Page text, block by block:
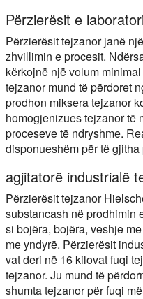
Përzierësit e
Përzierësit tejzanor janë
zhvillimin e procesit.
kërkojnë një volum
tejzanor mund të përdoret
prodhon miksera tejzanor
homogjenizues tejzanor të
proceseve të ndryshme.
disponueshëm për të
agjitatorë industrialë
Përzierësit tejzanor
substancash në prodhimin
si bojëra, bojëra, veshje
me yndyrë. Përzierësit
vat deri në 16 kilovat fuqi
tejzanor. Ju mund të
shumta tejzanor për fuqi